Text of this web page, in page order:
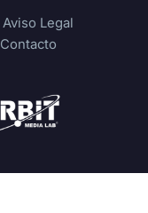
Aviso Legal
Contacto